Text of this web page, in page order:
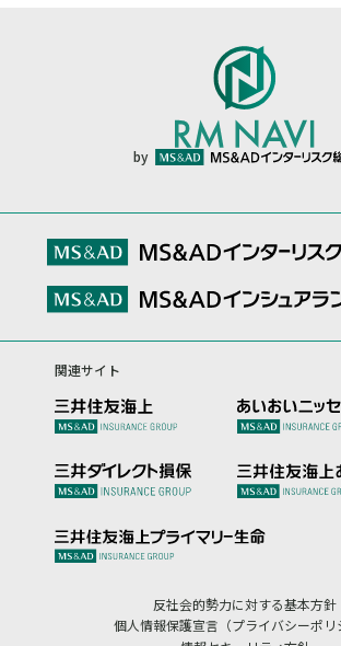
by
関連サイト
反社会的勢力に対する基本方針
個人情報保護宣言（プライバシーポリ